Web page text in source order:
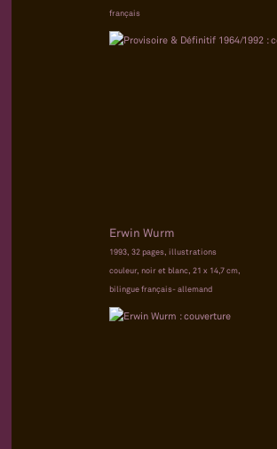
français
Erwin Wurm
1993, 32 pages, illustrations
couleur, noir et blanc, 21 x 14,7 cm,
bilingue français- allemand